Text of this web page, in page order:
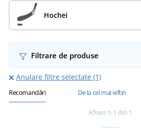
Hochei
Filtrare de produse
Anulare filtre selectate (1)
Recomandări De la cel mai ieftin
Afișez 1-1 din 1